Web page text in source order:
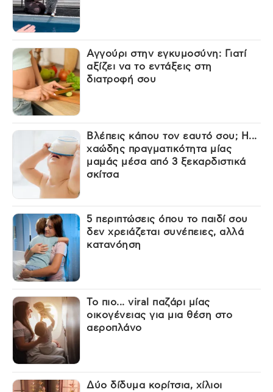
Αγγούρι στην εγκυμοσύνη: Γιατί
αξίζει να το εντάξεις στη
διατροφή σου
Βλέπεις κάπου τον εαυτό σου; Η...
χαώδης πραγματικότητα μίας
μαμάς μέσα από 3 ξεκαρδιστικά
σκίτσα
5 περιπτώσεις όπου το παιδί σου
δεν χρειάζεται συνέπειες, αλλά
κατανόηση
Το πιο... viral παζάρι μίας
οικογένειας για μια θέση στο
αεροπλάνο
Δύο δίδυμα κορίτσια, χίλιοι